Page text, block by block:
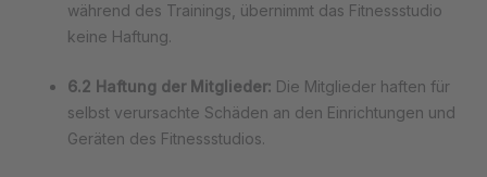
während des Trainings, übernimmt das Fitnessstudio
keine Haftung.
6.2 Haftung der Mitglieder: Die Mitglieder haften für
selbst verursachte Schäden an den Einrichtungen und
Geräten des Fitnessstudios.